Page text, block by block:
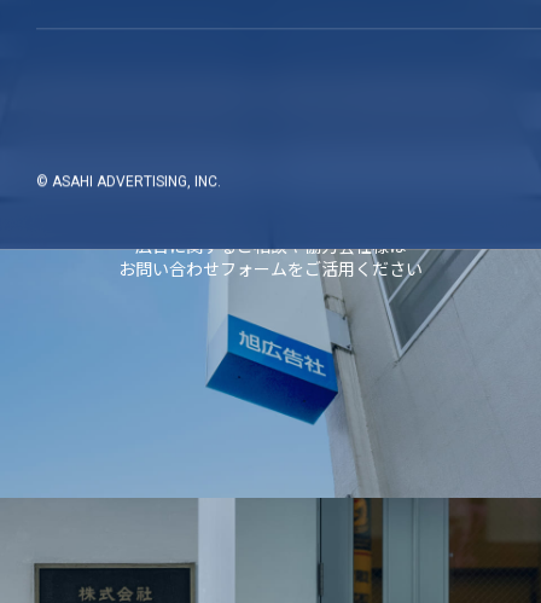
© ASAHI ADVERTISING, INC.お問い合わせ
広告に関するご相談や協力会社様は
お問い合わせフォームをご活用ください